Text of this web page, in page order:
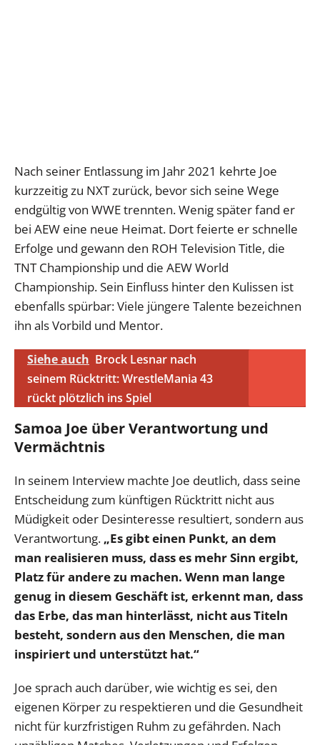
Nach seiner Entlassung im Jahr 2021 kehrte Joe
kurzzeitig zu NXT zurück, bevor sich seine Wege
endgültig von WWE trennten. Wenig später fand er
bei AEW eine neue Heimat. Dort feierte er schnelle
Erfolge und gewann den ROH Television Title, die
TNT Championship und die AEW World
Championship. Sein Einfluss hinter den Kulissen ist
ebenfalls spürbar: Viele jüngere Talente bezeichnen
ihn als Vorbild und Mentor.
Siehe auch Brock Lesnar nach
seinem Rücktritt: WrestleMania 43
rückt plötzlich ins Spiel
Samoa Joe über Verantwortung und
Vermächtnis
In seinem Interview machte Joe deutlich, dass seine
Entscheidung zum künftigen Rücktritt nicht aus
Müdigkeit oder Desinteresse resultiert, sondern aus
Verantwortung. „Es gibt einen Punkt, an dem
man realisieren muss, dass es mehr Sinn ergibt,
Platz für andere zu machen. Wenn man lange
genug in diesem Geschäft ist, erkennt man, dass
das Erbe, das man hinterlässt, nicht aus Titeln
besteht, sondern aus den Menschen, die man
inspiriert und unterstützt hat.“
Joe sprach auch darüber, wie wichtig es sei, den
eigenen Körper zu respektieren und die Gesundheit
nicht für kurzfristigen Ruhm zu gefährden. Nach